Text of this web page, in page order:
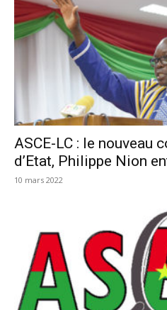
ASCE-LC : le nouveau
d’Etat, Philippe Nion
10 mars 2022